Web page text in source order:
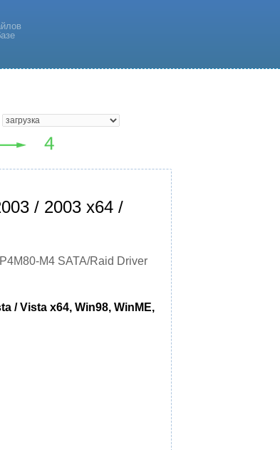
/ 2003 x64 /
M4 SATA/Raid Driver
/ Vista x64, Win98, WinME,